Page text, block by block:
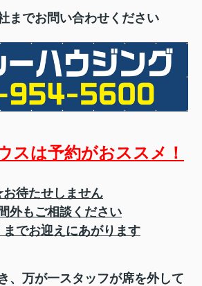
までお問い合わせください
スは予約がおススメ！
待たせしません
外もご相談ください
でお迎えにあがります
、万が一スタッフが席を外して